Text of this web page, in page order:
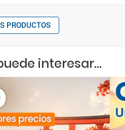
PRODUCTOS
interesar...